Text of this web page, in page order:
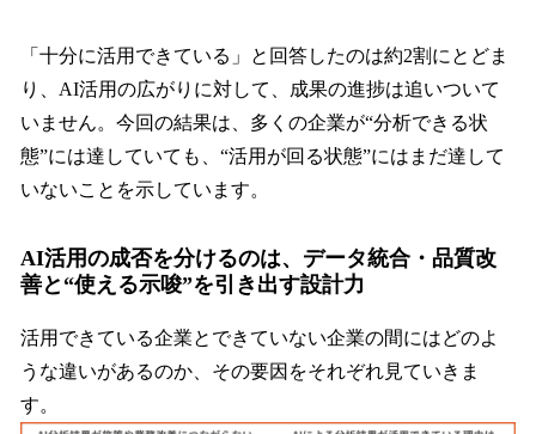
「十分に活用できている」と回答したのは約2割にとどま
り、AI活用の広がりに対して、成果の進捗は追いついて
いません。今回の結果は、多くの企業が“分析できる状
態”には達していても、“活用が回る状態”にはまだ達して
いないことを示しています。
AI活用の成否を分けるのは、データ統合・品質改
善と“使える示唆”を引き出す設計力
活用できている企業とできていない企業の間にはどのよ
うな違いがあるのか、その要因をそれぞれ見ていきま
す。